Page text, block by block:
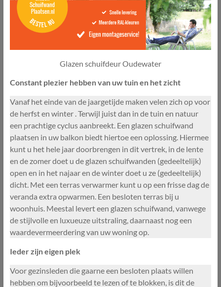
Glazen schuifdeur Oudewater
Constant plezier hebben van uw tuin en het zicht
Vanaf het einde van de jaargetijde maken velen zich op voor
de herfst en winter . Terwijl juist dan in de tuin en natuur
een prachtige cyclus aanbreekt. Een glazen schuifwand
plaatsen in uw balkon biedt hiertoe een oplossing. Hiermee
kunt u het hele jaar doorbrengen in dit vertrek, in de lente
en de zomer doet u de glazen schuifwanden (gedeeltelijk)
open en in het najaar en de winter doet u ze (gedeeltelijk)
dicht. Met een terras verwarmer kunt u op een frisse dag de
veranda extra opwarmen. Een besloten terras bij u
woonhuis. Meestal levert een glazen schuifwand, vanwege
de stijlvolle en luxueuze uitstraling, daarnaast nog een
waardevermeerdering van uw woning op.
Ieder zijn eigen plek
Voor gezinsleden die gaarne een besloten plaats willen
hebben om bijvoorbeeld te lezen of te blokken, is dit de